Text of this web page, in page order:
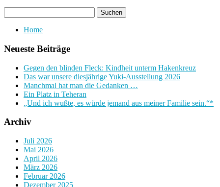
Home
Neueste Beiträge
Gegen den blinden Fleck: Kindheit unterm Hakenkreuz
Das war unsere diesjährige Yuki-Ausstellung 2026
Manchmal hat man die Gedanken …
Ein Platz in Teheran
„Und ich wußte, es würde jemand aus meiner Familie sein.“*
Archiv
Juli 2026
Mai 2026
April 2026
März 2026
Februar 2026
Dezember 2025